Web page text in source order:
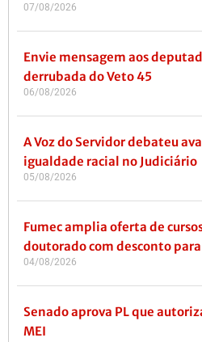
07/08/2026
Envie mensagem aos
derrubada do Veto 45
06/08/2026
A Voz do Servidor debateu
igualdade racial no Judiciário
05/08/2026
Fumec amplia oferta de
doutorado com desconto
04/08/2026
Senado aprova PL que
MEI